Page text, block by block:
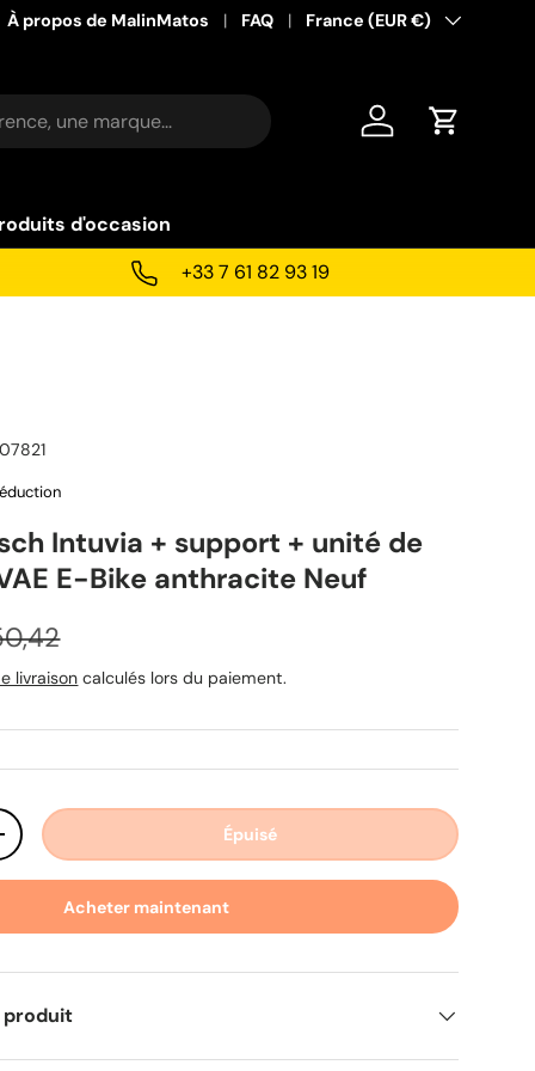
À propos de MalinMatos FAQ Pays
France (EUR €)
Se connecter
Panier
d'occasion
+33 7 61 82 93 19
Intuvia + support + unité de
E-Bike anthracite Neuf
habituel
livraison calculés lors du paiement.
la quantité Épuisé
Acheter maintenant
produit